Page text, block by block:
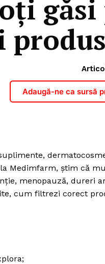
Adaugă-ne ca sursă
Medimfarm, știm că
menopauză, dureri
cum filtrezi corect